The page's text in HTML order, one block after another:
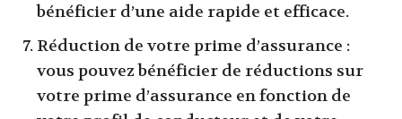
bénéficier d’une aide rapide et efficace.
Réduction de votre prime d’assurance :
vous pouvez bénéficier de réductions sur
votre prime d’assurance en fonction de